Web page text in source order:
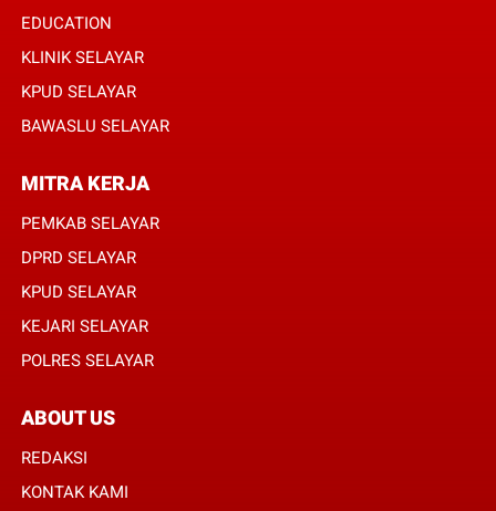
EDUCATION
KLINIK SELAYAR
KPUD SELAYAR
BAWASLU SELAYAR
MITRA KERJA
PEMKAB SELAYAR
DPRD SELAYAR
KPUD SELAYAR
KEJARI SELAYAR
POLRES SELAYAR
ABOUT US
REDAKSI
KONTAK KAMI